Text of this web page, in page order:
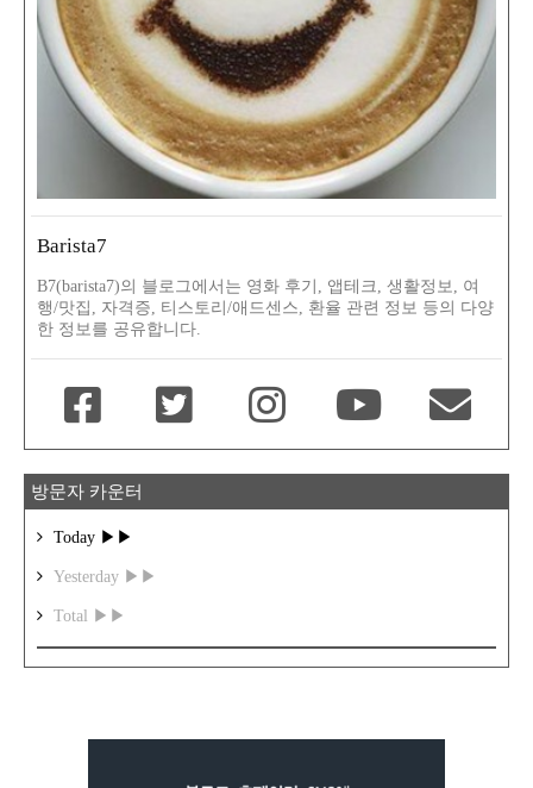
Barista7
B7(barista7)의 블로그에서는 영화 후기, 앱테크, 생활정보, 여
행/맛집, 자격증, 티스토리/애드센스, 환율 관련 정보 등의 다양
한 정보를 공유합니다.
방문자 카운터
Today ▶▶
Yesterday ▶▶
Total ▶▶